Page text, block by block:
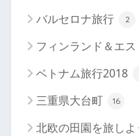
バルセロナ旅行 2
フィンランド＆エ
ベトナム旅行2018
三重県大台町 16
北欧の田園を旅し